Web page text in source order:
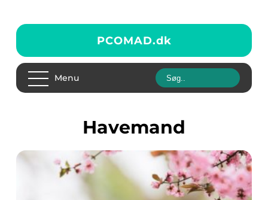
PCOMAD.dk
Menu
havemand